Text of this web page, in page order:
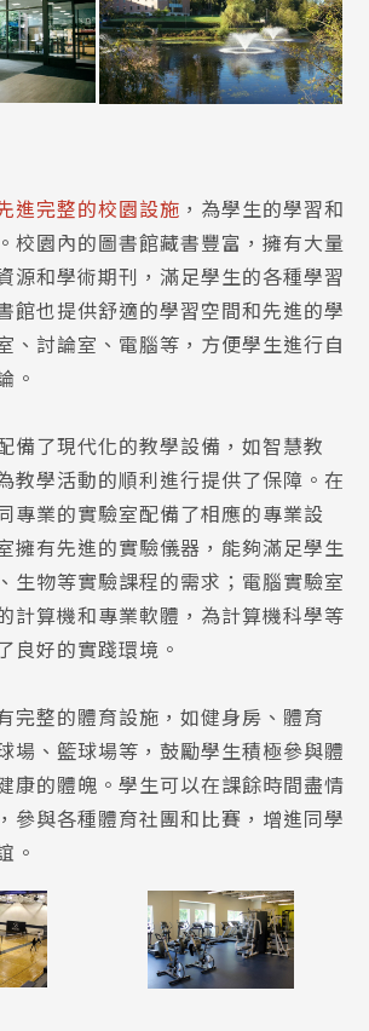
進完整的校園設施 ，為學生的學習和
校園內的圖書館藏書豐富，擁有大量
源和學術期刊，滿足學生的各種學習
館也提供舒適的學習空間和先進的學
、討論室、電腦等，方便學生進行自
。
備了現代化的教學設備，如智慧教
教學活動的順利進行提供了保障。在
專業的實驗室配備了相應的專業設
擁有先進的實驗儀器，能夠滿足學生
生物等實驗課程的需求；電腦實驗室
計算機和專業軟體，為計算機科學等
良好的實踐環境。
完整的體育設施，如健身房、體育
場、籃球場等，鼓勵學生積極參與體
康的體魄。學生可以在課餘時間盡情
參與各種體育社團和比賽，增進同學
。